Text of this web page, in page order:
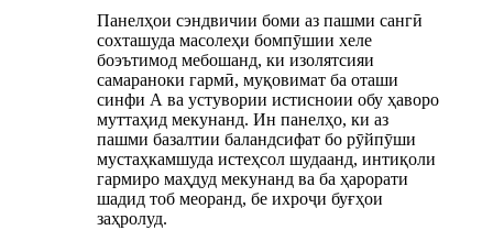
Панелҳои сэндвичии боми аз пашми сангӣ
сохташуда масолеҳи бомпӯшии хеле
боэътимод мебошанд, ки изолятсияи
самараноки гармӣ, муқовимат ба оташи
синфи А ва устувории истисноии обу ҳаворо
муттаҳид мекунанд. Ин панелҳо, ки аз
пашми базалтии баландсифат бо рӯйпӯши
мустаҳкамшуда истеҳсол шудаанд, интиқоли
гармиро маҳдуд мекунанд ва ба ҳарорати
шадид тоб меоранд, бе ихроҷи буғҳои
заҳролуд.